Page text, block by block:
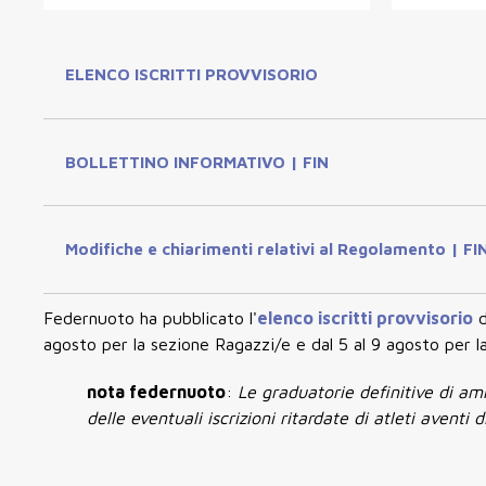
ELENCO ISCRITTI PROVVISORIO
BOLLETTINO INFORMATIVO | FIN
Modifiche e chiarimenti relativi al Regolamento |
Federnuoto ha pubblicato l'elenco iscritti provvisorio
agosto per la sezione Ragazzi/e e dal 5 al 9 agosto per
nota federnuoto: Le graduatorie definitive di
delle eventuali iscrizioni ritardate di atleti aventi